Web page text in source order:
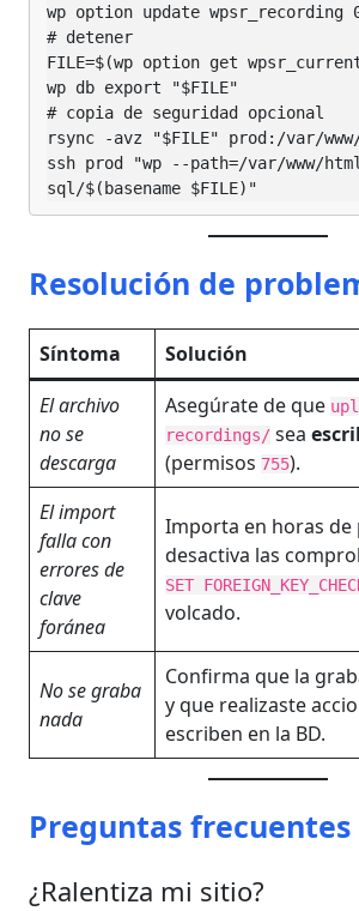
wp option update wpsr_recording
# detener
FILE=$(wp option get
wp db export "$FILE"
# copia de seguridad opcional
rsync -avz "$FILE" prod:/var/
ssh prod "wp --path=/var/www/
sql/$(basename $FILE)"
Resolución de
Síntoma
Solución
El archivo
no se
descarga
Asegúrate de que
recordings/ sea
(permisos 755).
El import
falla con
errores de
clave
foránea
Importa en horas de
desactiva las
SET
volcado.
No se graba
nada
Confirma que la
y que realizaste
escriben en la BD.
Preguntas frecuentes
¿Ralentiza mi sitio?